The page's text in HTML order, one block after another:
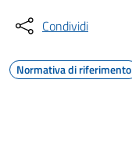
Condividi
Normativa di riferimento